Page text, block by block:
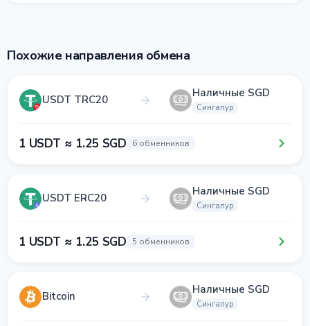
Похожие направления обмена
USDT TRC20 Наличные SGD
Сингапур
1 USDT ≈ 1.25 SGD 6 обменников
USDT ERC20 Наличные SGD
Сингапур
1 USDT ≈ 1.25 SGD 5 обменников
Bitcoin Наличные SGD
Сингапур